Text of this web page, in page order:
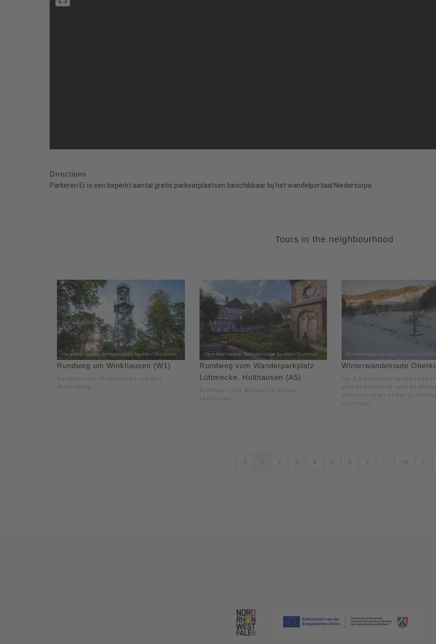
Directions
Parkeren Er is een beperkt aantal gratis parkeerplaatsen beschikbaar bij het wandelportaal Niedersorpe.
Tours in the neighbourhood
Rundweg um Winkhausen (W1)
Rundtour von Winkhausen um den
Wilzenberg.
Rundweg vom Wanderparkplatz
Lüttmecke, Holthausen (A5)
Rundtour vom Wanderparkplatz
Lüttmecke.
Winterwandelroute
Ca. 6,5 km lange
prachtig uitzicht over de
Wilzenberg en in het glooiende
Lennedal.
1 2 3 4 5 6 7 ... 10